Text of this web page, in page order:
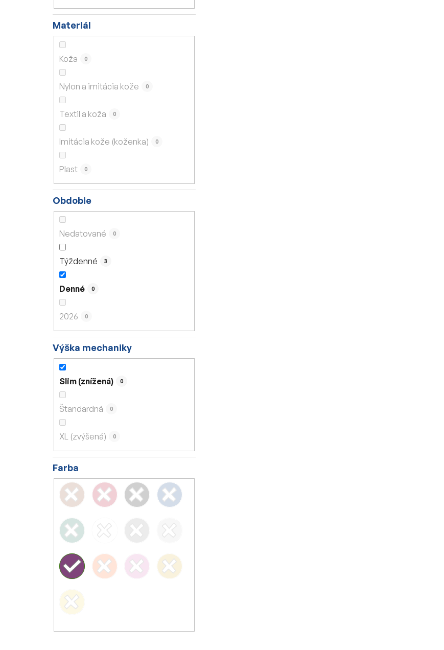
Materiál
Koža 0
Nylon a imitácia kože 0
Textil a koža 0
Imitácia kože (koženka) 0
Plast 0
Obdobie
Nedatované 0
Týždenné 3
Denné 0
2026 0
Výška mechaniky
Slim (znížená) 0
Štandardná 0
XL (zvýšená) 0
Farba